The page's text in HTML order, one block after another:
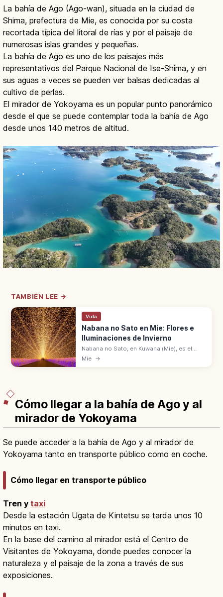
La bahía de Ago (Ago-wan), situada en la ciudad de
Shima, prefectura de Mie, es conocida por su costa
recortada típica del litoral de rías y por el paisaje de
numerosas islas grandes y pequeñas.
La bahía de Ago es uno de los paisajes más
representativos del Parque Nacional de Ise-Shima, y en
sus aguas a veces se pueden ver balsas dedicadas al
cultivo de perlas.
El mirador de Yokoyama es un popular punto panorámico
desde el que se puede contemplar toda la bahía de Ago
desde unos 140 metros de altitud.
TAMBIÉN LEE →
Vida
Nabana no Sato en Mie: Flores e
Iluminaciones de Invierno
Nabana no Sato, en Kuwana (Mie), es el
parque de flores con grandes iluminaciones
Mie →
Cómo llegar a la bahía de Ago y al
mirador de Yokoyama
Se puede acceder a la bahía de Ago y al mirador de
Yokoyama tanto en transporte público como en coche.
Cómo llegar en transporte público
Tren y taxi
Desde la estación Ugata de Kintetsu se tarda unos 10
minutos en taxi.
En la base del camino al mirador está el Centro de
Visitantes de Yokoyama, donde puedes conocer la
naturaleza y el paisaje de la zona a través de sus
exposiciones.